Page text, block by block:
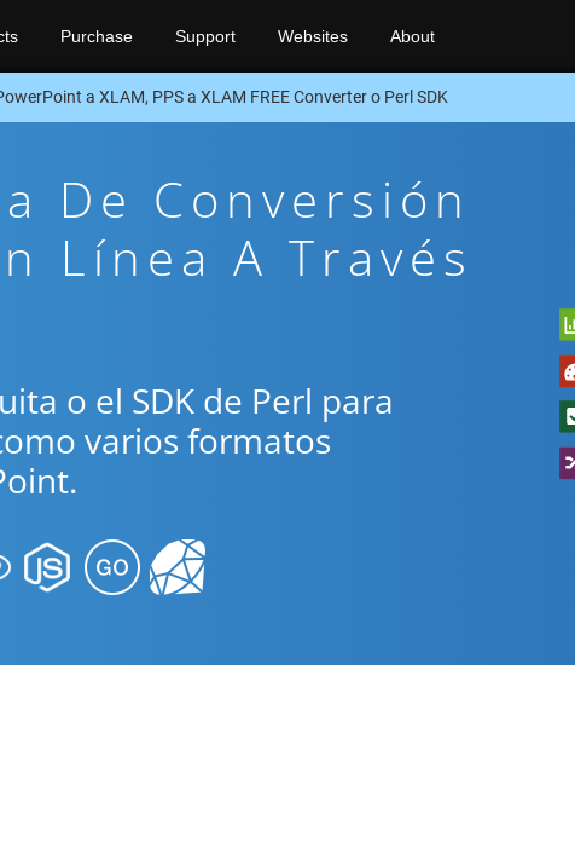
Purchase Support Websites About
a XLAM, PPS a XLAM FREE Converter o Perl SDK
De Conversión
Línea A Través
o el SDK de Perl para
varios formatos